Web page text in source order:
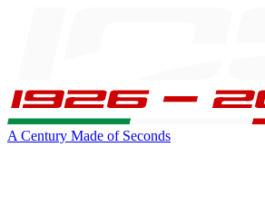
A Century Made of Seconds